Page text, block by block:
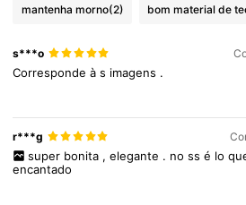
1.3M Seguidores
4,79 1.3M Seguidores
4,79
mantenha morno(2) bom material de
s***o
Correspondeàs imagens .
r***g
super bonita , elegante . no ss é lo
encantado